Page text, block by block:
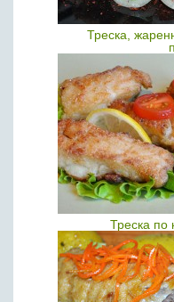
Треска,
Треска по